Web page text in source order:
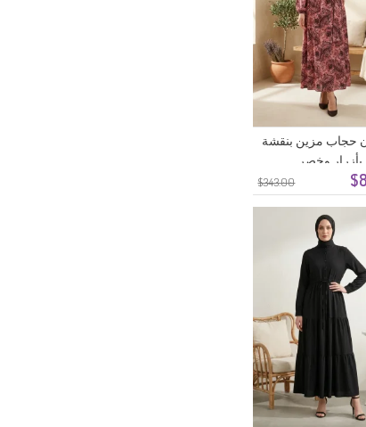
$343.00
حجاب مزين بنقشة
وخصر
لون وردي فاتح